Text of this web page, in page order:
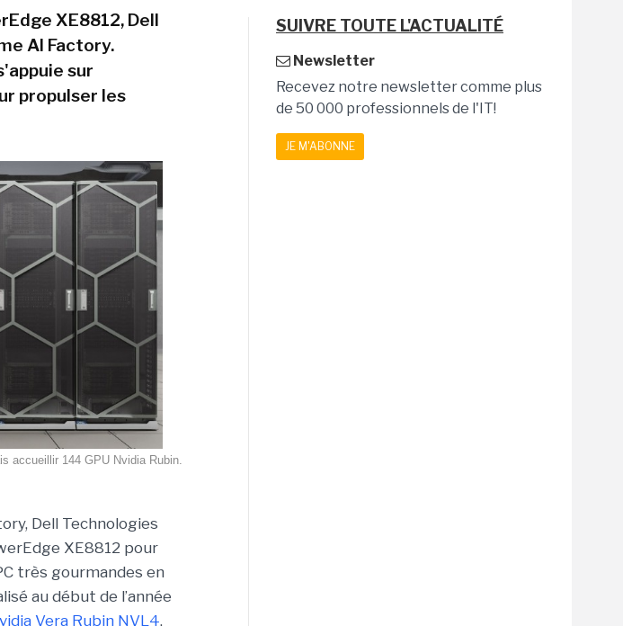
XE8812, Dell
AI Factory.
sur
propulser les
accueillir 144 GPU Nvidia Rubin.
Dell Technologies
XE8812 pour
très gourmandes en
au début de l’année
Vera Rubin NVL4,
SUIVRE TOUTE L'ACTUALITÉ
Newsletter
Recevez notre newsletter comme plus
de 50 000 professionnels de l'IT!
JE M'ABONNE